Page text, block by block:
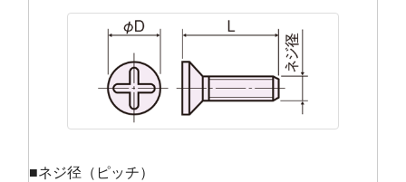
■ネジ径（ピッチ）